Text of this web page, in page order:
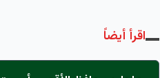
اقرأ أيضاً